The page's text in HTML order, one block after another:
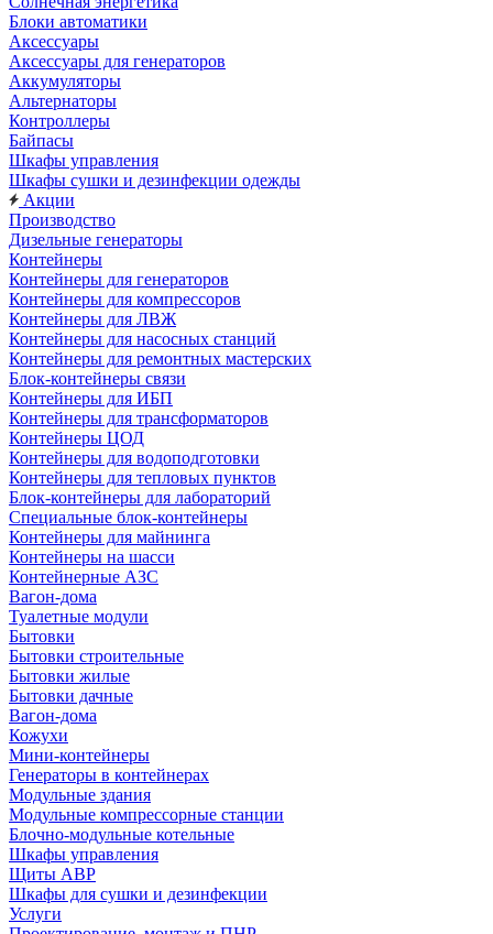
Блоки автоматики
Аксессуары
Аксессуары для генераторов
Аккумуляторы
Альтернаторы
Контроллеры
Байпасы
Шкафы управления
Шкафы сушки и дезинфекции одежды
Акции
Производство
Дизельные генераторы
Контейнеры
Контейнеры для генераторов
Контейнеры для компрессоров
Контейнеры для ЛВЖ
Контейнеры для насосных станций
Контейнеры для ремонтных мастерских
Блок-контейнеры связи
Контейнеры для ИБП
Контейнеры для трансформаторов
Контейнеры ЦОД
Контейнеры для водоподготовки
Контейнеры для тепловых пунктов
Блок-контейнеры для лабораторий
Специальные блок-контейнеры
Контейнеры для майнинга
Контейнеры на шасси
Контейнерные АЗС
Вагон-дома
Туалетные модули
Бытовки
Бытовки строительные
Бытовки жилые
Бытовки дачные
Вагон-дома
Кожухи
Мини-контейнеры
Генераторы в контейнерах
Модульные здания
Модульные компрессорные станции
Блочно-модульные котельные
Шкафы управления
Щиты АВР
Шкафы для сушки и дезинфекции
Услуги